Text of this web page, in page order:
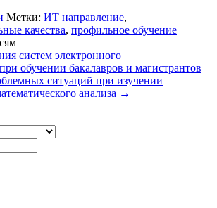
Метки: ИТ направление,
качества, профильное обучение
систем электронного
обучении бакалавров и магистрантов
ситуаций при изучении
анализа →